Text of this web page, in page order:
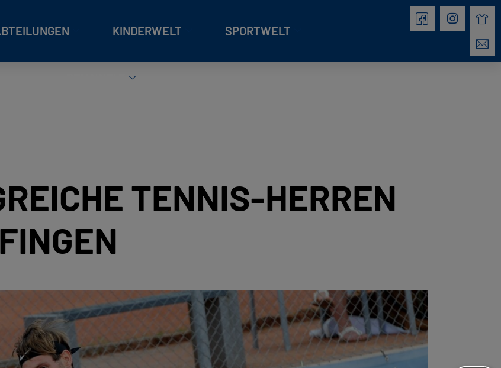
KINDERWELT SPORTWELT
TENNIS-HERREN